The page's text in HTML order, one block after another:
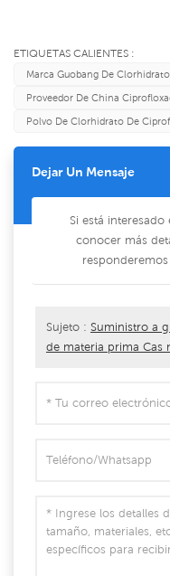
ETIQUETAS CALIENTES :
Marca Guobang De
Proveedor De China
Polvo De Clorhidrato De
Dejar Un Mensaje
Si está
conocer más
Sujeto : Suministro a
de materia prima Cas